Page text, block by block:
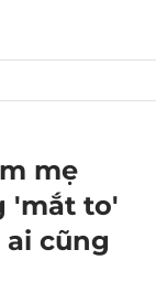
mẹ
'mắt to'
cũng